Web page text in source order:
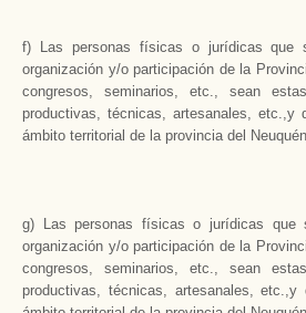
f) Las personas físicas o jurídicas que
organización y/o participación de la
congresos, seminarios, etc., sean
productivas, técnicas, artesanales, etc.,y
ámbito territorial de la provincia del
g) Las personas físicas o jurídicas que
organización y/o participación de la
congresos, seminarios, etc., sean
productivas, técnicas, artesanales, etc.,y